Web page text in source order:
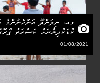
ގއ. ނިލަންދޫ އަންހެނުންގެ
ކުޑަކުދިންނަށް ކަސްރަތު
01/08/2021